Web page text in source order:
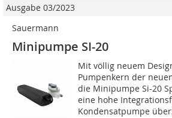
Ausgabe 03/2023
Sauermann
Minipumpe SI-20
Mit völlig neuem
Pumpenkern der
die Minipumpe Si-20
eine hohe
Kondensatpumpe